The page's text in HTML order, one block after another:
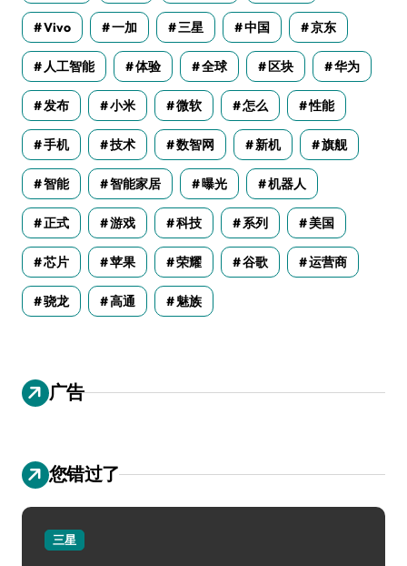
Vivo 一加 三星 中国 京东
人工智能 体验 全球 区块 华为
发布 小米 微软 怎么 性能
手机 技术 数智网 新机 旗舰
智能 智能家居 曝光 机器人
正式 游戏 科技 系列 美国
芯片 苹果 荣耀 谷歌 运营商
骁龙 高通 魅族
广告
您错过了
三星